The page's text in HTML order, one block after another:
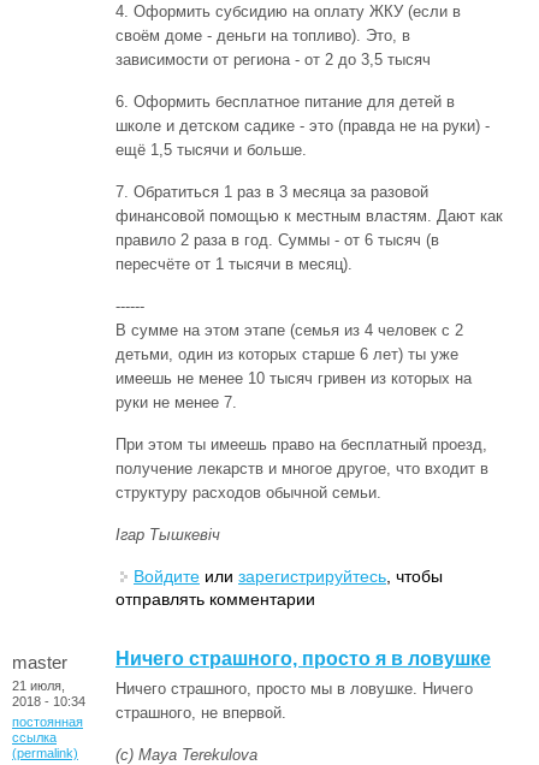
4. Оформить субсидию на оплату ЖКУ (если в
своём доме - деньги на топливо). Это, в
зависимости от региона - от 2 до 3,5 тысяч
6. Оформить бесплатное питание для детей в
школе и детском садике - это (правда не на руки) -
ещё 1,5 тысячи и больше.
7. Обратиться 1 раз в 3 месяца за разовой
финансовой помощью к местным властям. Дают как
правило 2 раза в год. Суммы - от 6 тысяч (в
пересчёте от 1 тысячи в месяц).
------
В сумме на этом этапе (семья из 4 человек с 2
детьми, один из которых старше 6 лет) ты уже
имеешь не менее 10 тысяч гривен из которых на
руки не менее 7.
При этом ты имеешь право на бесплатный проезд,
получение лекарств и многое другое, что входит в
структуру расходов обычной семьи.
Ігар Тышкевіч
Войдите или зарегистрируйтесь , чтобы
отправлять комментарии
master
21 июля,
2018 - 10:34
постоянная
ссылка
(permalink)
Ничего страшного, просто я в ловушке
Ничего страшного, просто мы в ловушке. Ничего
страшного, не впервой.
(с) Maya Terekulova